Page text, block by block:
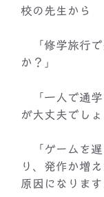
校の先生から
「修学旅行で
か？」
「一人で通学
が大丈夫でしょ
「ゲームを遅
り、発作か増
原因になります